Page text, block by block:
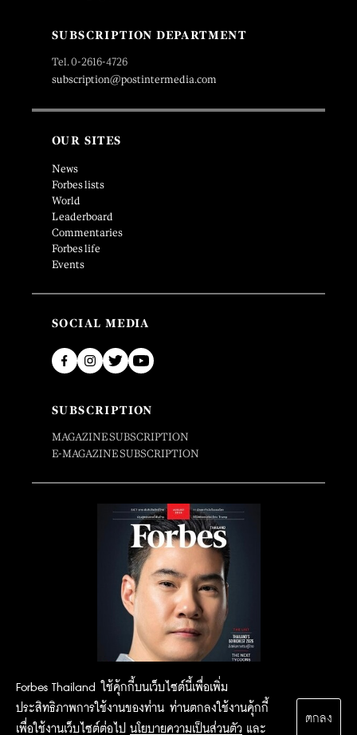
Forbes Thailand ใช้คุ้กกี้บนเว็บไซต์นี้เพื่อเพิ่ม
ประสิทธิภาพการใช้งานของท่าน ท่านตกลงใช้งานคุ้กกี้
เพื่อใช้งานเว็บไซต์ต่อไป นโยบายความเป็นส่วนตัว และ
ตกลง
SUBSCRIPTION DEPARTMENT
Tel. 0-2616-4726
subscription@postintermedia.com
OUR SITES
News
Forbes lists
World
Leaderboard
Commentaries
Forbes life
Events
SOCIAL MEDIA
SUBSCRIPTION
MAGAZINE SUBSCRIPTION
E-MAGAZINE SUBSCRIPTION